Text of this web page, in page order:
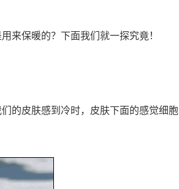
来保暖的？下面我们就一探究竟！
们的皮肤感到冷时，皮肤下面的感觉细胞